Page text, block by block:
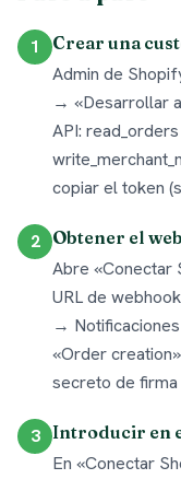
1 Crear una
Admin de
→ «Desarrollar
API:
copiar el token
2 Obtener el
Abre «Conectar
URL de
→
«Order
secreto de
3 Introducir en
En «Conectar